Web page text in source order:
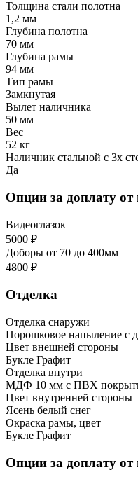
Толщина стали полотна
1,2 мм
Глубина полотна
70 мм
Глубина рамы
94 мм
Тип рамы
Замкнутая
Вылет наличника
50 мм
Вес
52 кг
Наличник стальной с 3х
Да
Опции за доплату от
Видеоглазок
5000 ₽
Доборы от 70 до 400мм
4800 ₽
Отделка
Отделка снаружи
Порошковое напыление с
Цвет внешней стороны
Букле Графит
Отделка внутри
МДФ 10 мм с ПВХ
Цвет внутренней стороны
Ясень белый снег
Окраска рамы, цвет
Букле Графит
Опции за доплату от